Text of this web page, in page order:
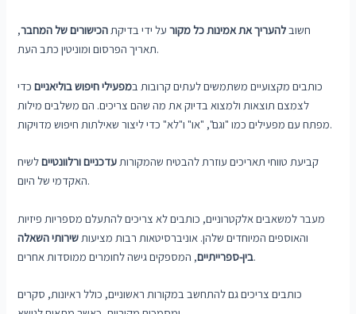
חשובלהעריך את אמינות כל מקורעל ידי בדיקת הכישורים של המחבר,
תאריך הפרסום ומוניטין כתב העת.
כותבים מקצועיים משתמשים לעתים קרובות במפעילי חיפוש בוליאנייםכדי
לצמצם תוצאות ולמצוא בדיוק את מה שהם צריכים. הם משלבים מילות
מפתח עם מפעילים כמו "וגם", "או" ו"לא" כדי ליצור שאילתות חיפוש מדויקות.
קביעת טווחי תאריכים עוזרת להבטיח שהמקורותעדכניים ורלוונטייםלשיח
האקדמי של היום.
מעבר למשאבים אלקטרוניים, כותבים לא צריכים להתעלם מספריות פיזיות
והאוספים המיוחדים שלהן. אוניברסיטאות רבות מציעות שירותי השאלה
בין-ספרייתיים, המספקים גישה לחומרים ממוסדות אחרים.
כותבים צריכים גם להתחשב במקורות ראשוניים, כולל ראיונות, סקרים